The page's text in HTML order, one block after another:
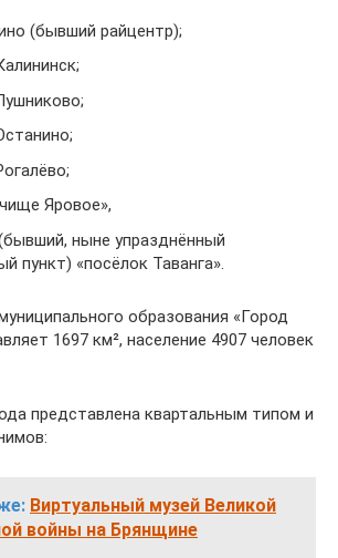
(бывший райцентр);
Яровое»,
ныне упразднённый
пункт) «посёлок Таванга».
образования «Город
1697 км², население 4907 человек
представлена квартальным типом и
Виртуальный музей Великой
войны на Брянщине